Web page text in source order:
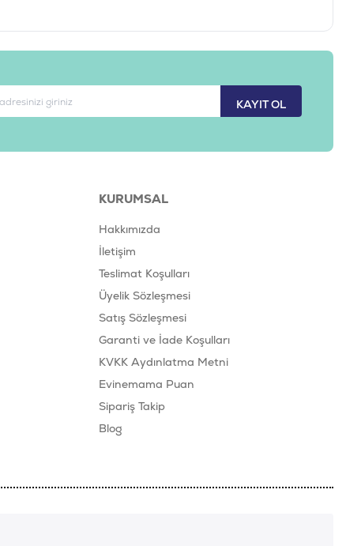
KAYIT OL
KURUMSAL
Hakkımızda
İletişim
Teslimat Koşulları
Üyelik Sözleşmesi
Satış Sözleşmesi
Garanti ve İade Koşulları
KVKK Aydınlatma Metni
Evinemama Puan
Sipariş Takip
Blog